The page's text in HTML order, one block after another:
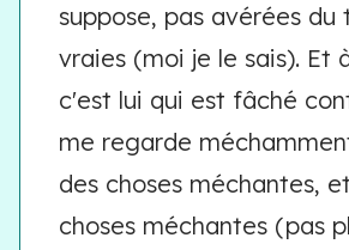
suppose, pas avérées
vraies (moi je le sais). Et
c'est lui qui est fâché
me regarde
des choses méchantes,
choses méchantes (pas